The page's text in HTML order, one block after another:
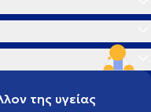
της υγείας